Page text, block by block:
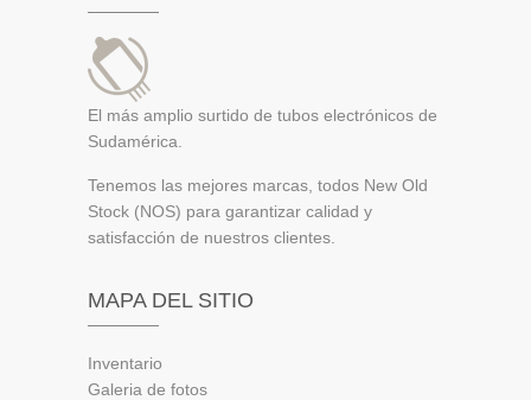
El más amplio surtido de tubos electrónicos de
Sudamérica.
Tenemos las mejores marcas, todos New Old
Stock (NOS) para garantizar calidad y
satisfacción de nuestros clientes.
MAPA DEL SITIO
Inventario
Galeria de fotos